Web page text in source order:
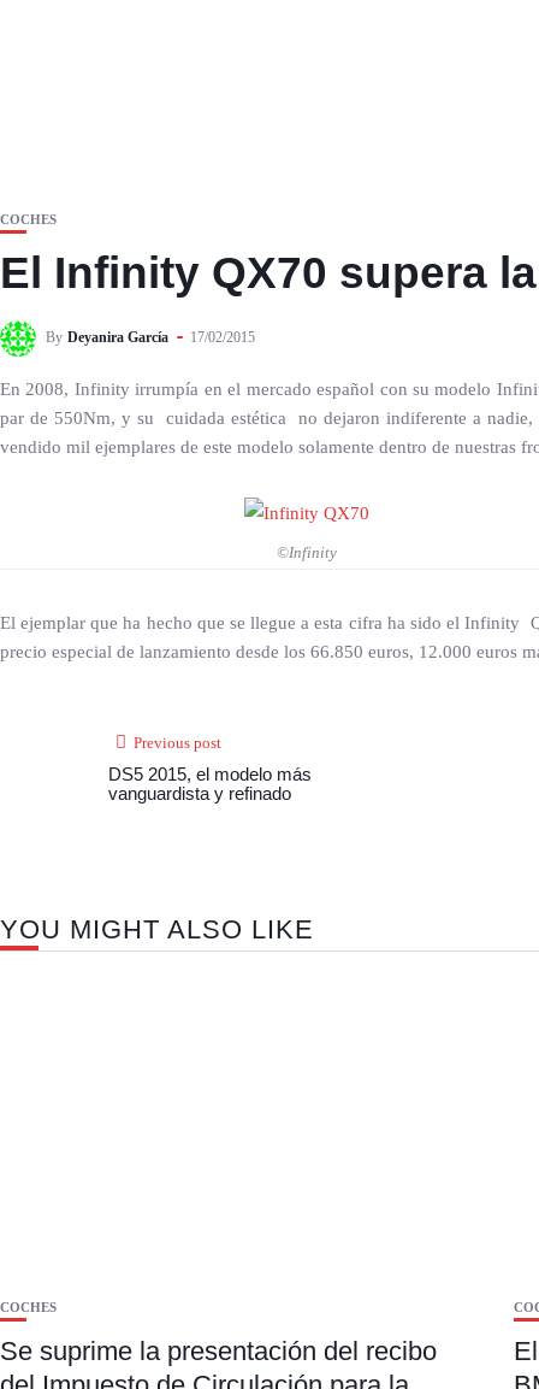
COCHES
El Infinity QX70 supera
By Deyanira García 17/02/2015
En 2008, Infinity irrumpía en el mercado español con su modelo
par de 550Nm, y su cuidada estética no dejaron indiferente a
vendido mil ejemplares de este modelo solamente dentro de nuestras
©Infinity
El ejemplar que ha hecho que se llegue a esta cifra ha sido el Infinity
precio especial de lanzamiento desde los 66.850 euros, 12.000 euros
Previous post
DS5 2015, el modelo más
vanguardista y refinado
YOU MIGHT ALSO LIKE
COCHES
Se suprime la presentación del recibo